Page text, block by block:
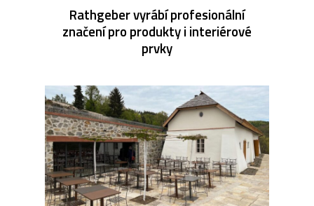
Rathgeber vyrábí profesionální
značení pro produkty i interiérové
prvky